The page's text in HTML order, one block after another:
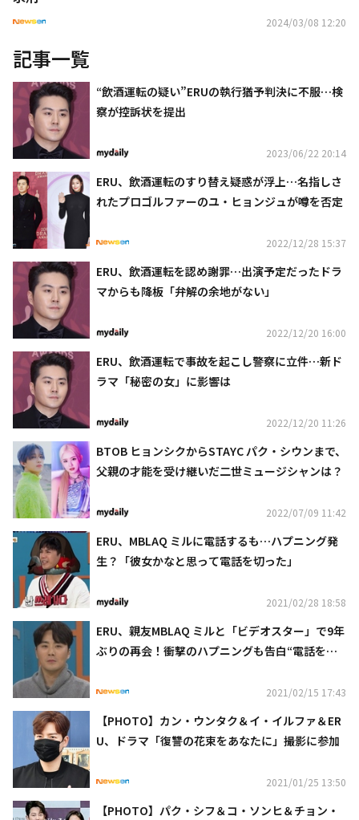
2024/03/08 12:20
記事一覧
“飲酒運転の疑い”ERUの執行猶予判決に不服…検
察が控訴状を提出
2023/06/22 20:14
ERU、飲酒運転のすり替え疑惑が浮上…名指しさ
れたプロゴルファーのユ・ヒョンジュが噂を否定
2022/12/28 15:37
ERU、飲酒運転を認め謝罪…出演予定だったドラ
マからも降板「弁解の余地がない」
2022/12/20 16:00
ERU、飲酒運転で事故を起こし警察に立件…新ド
ラマ「秘密の女」に影響は
2022/12/20 11:26
BTOB ヒョンシクからSTAYC パク・シウンまで、
父親の才能を受け継いだ二世ミュージシャンは？
2022/07/09 11:42
ERU、MBLAQ ミルに電話するも…ハプニング発
生？「彼女かなと思って電話を切った」
2021/02/28 18:58
ERU、親友MBLAQ ミルと「ビデオスター」で9年
ぶりの再会！衝撃のハプニングも告白“電話をし
2021/02/15 17:43
【PHOTO】カン・ウンタク＆イ・イルファ＆ER
U、ドラマ「復讐の花束をあなたに」撮影に参加
2021/01/25 13:50
【PHOTO】パク・シフ＆コ・ソンヒ＆チョン・